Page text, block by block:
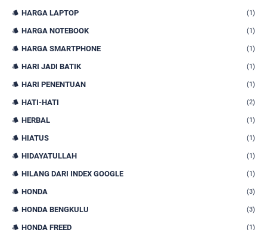
HARGA LAPTOP (1)
HARGA NOTEBOOK (1)
HARGA SMARTPHONE (1)
HARI JADI BATIK (1)
HARI PENENTUAN (1)
HATI-HATI (2)
HERBAL (1)
HIATUS (1)
HIDAYATULLAH (1)
HILANG DARI INDEX GOOGLE (1)
HONDA (3)
HONDA BENGKULU (3)
HONDA FREED (1)